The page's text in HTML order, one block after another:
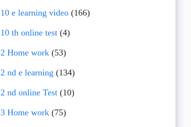
10 e learning video(166)
10 th online test(4)
2 Home work(53)
2 nd e learning (134)
2 nd online Test(10)
3 Home work(75)